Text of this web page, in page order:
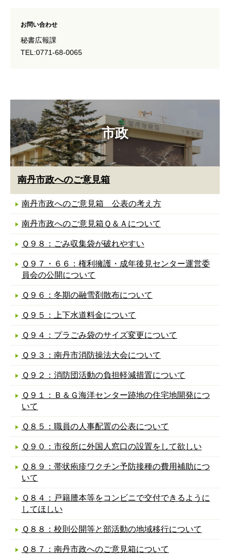
市政
南丹市政へのご意見箱
南丹市政へのご意見箱 公表の考え方
南丹市政へのご意見箱Ｑ＆Ａについて
Ｑ９８：ごみ収集袋が破れやすい
Ｑ９７・６６：権利擁護・成年後見センター運営委
員会の公開について
Ｑ９６：冬期の融雪剤散布について
Ｑ９５：上下水道料金について
Ｑ９４：プラごみ袋のサイズ変更について
Ｑ９３：南丹市消防操法大会について
Ｑ９２：消防団活動の負担軽減措置について
Ｑ９１：Ｂ＆Ｇ海洋センター跡地の住宅地開発につ
いて
Ｑ８５：職員の人事配置の公表について
Ｑ９０：市役所に外国人窓口の設置をして欲しい
Ｑ８９：帯状疱疹ワクチン予防接種の費用補助につ
いて
Ｑ８４：戸籍謄本等をコンビニで交付できるように
してほしい
Ｑ８８：校則公開等と部活動の地域移行について
Ｑ８７：南丹市政へのご意見箱について
お問い合わせ
秘書広報課
TEL:0771-68-0065